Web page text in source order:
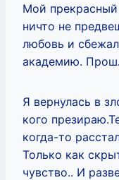
Мой
ничто не
любовь и
академию.
Я вернулась в
кого
когда-то
Только как
чувство.. И